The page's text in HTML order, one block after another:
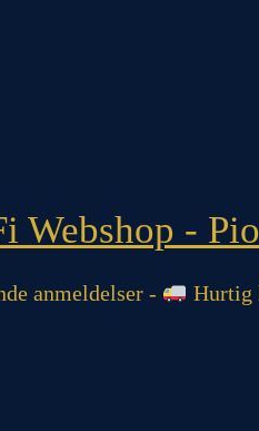
Webshop -
anmeldelser - Hurtig